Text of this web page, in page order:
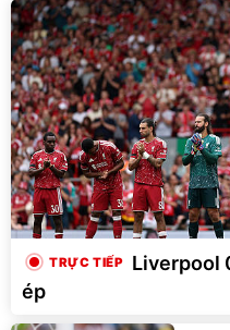
Liverpool
ép